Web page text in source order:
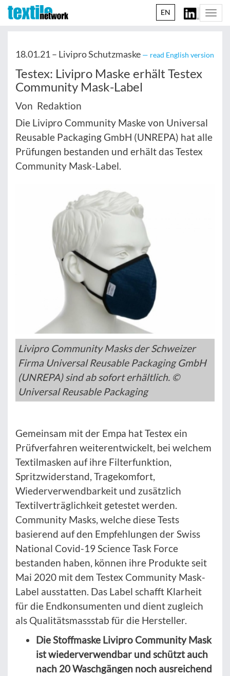
EN
18.01.21 – Livipro Schutzmaske — read English version
Testex: Livipro Maske erhält Testex
Community Mask-Label
Von Redaktion
Die Livipro Community Maske von Universal
Reusable Packaging GmbH (UNREPA) hat alle
Prüfungen bestanden und erhält das Testex
Community Mask-Label.
Livipro Community Masks der Schweizer
Firma Universal Reusable Packaging GmbH
(UNREPA) sind ab sofort erhältlich. ©
Universal Reusable Packaging
Gemeinsam mit der Empa hat Testex ein
Prüfverfahren weiterentwickelt, bei welchem
Textilmasken auf ihre Filterfunktion,
Spritzwiderstand, Tragekomfort,
Wiederverwendbarkeit und zusätzlich
Textilverträglichkeit getestet werden.
Community Masks, welche diese Tests
basierend auf den Empfehlungen der Swiss
National Covid-19 Science Task Force
bestanden haben, können ihre Produkte seit
Mai 2020 mit dem Testex Community Mask-
Label ausstatten. Das Label schafft Klarheit
für die Endkonsumenten und dient zugleich
als Qualitätsmassstab für die Hersteller.
Die Stoffmaske Livipro Community Mask
ist wiederverwendbar und schützt auch
nach 20 Waschgängen noch ausreichend